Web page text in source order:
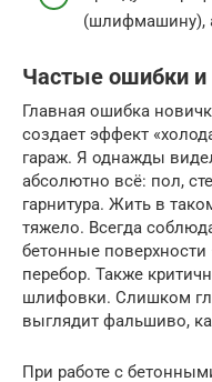
(шлифмашину),
Частые ошибки и
Главная ошибка
создает эффект
гараж. Я однажды
абсолютно всё: пол,
гарнитура. Жить в
тяжело. Всегда
бетонные
перебор. Также
шлифовки. Слишком
выглядит фальшиво,
При работе с